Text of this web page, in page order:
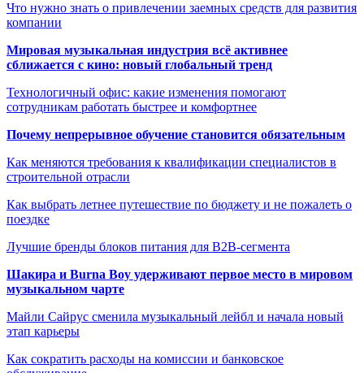
Что нужно знать о привлечении заемных средств для развития
компании
Мировая музыкальная индустрия всё активнее
сближается с кино: новый глобальный тренд
Технологичный офис: какие изменения помогают
сотрудникам работать быстрее и комфортнее
Почему непрерывное обучение становится обязательным
Как меняются требования к квалификации специалистов в
строительной отрасли
Как выбрать летнее путешествие по бюджету и не пожалеть о
поездке
Лучшие бренды блоков питания для B2B-сегмента
Шакира и Burna Boy удерживают первое место в мировом
музыкальном чарте
Майли Сайрус сменила музыкальный лейбл и начала новый
этап карьеры
Как сократить расходы на комиссии и банковское